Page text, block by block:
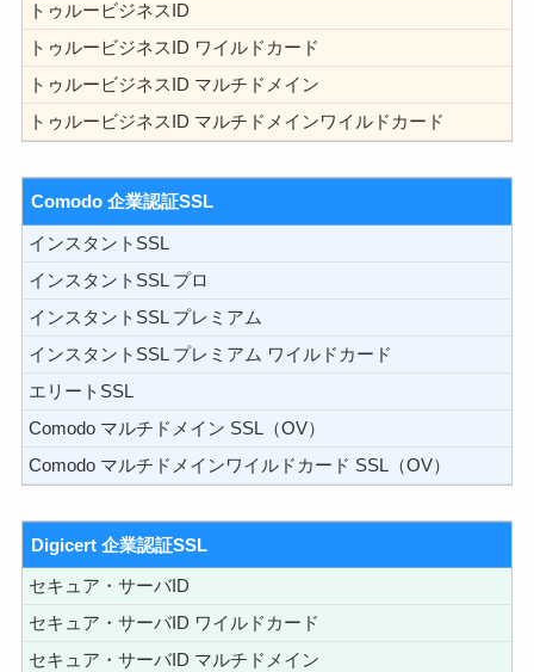
トゥルービジネスID
トゥルービジネスID ワイルドカード
トゥルービジネスID マルチドメイン
トゥルービジネスID マルチドメインワイルドカード
Comodo 企業認証SSL
インスタントSSL
インスタントSSL プロ
インスタントSSL プレミアム
インスタントSSL プレミアム ワイルドカード
エリートSSL
Comodo マルチドメイン SSL（OV）
Comodo マルチドメインワイルドカード SSL（OV）
Digicert 企業認証SSL
セキュア・サーバID
セキュア・サーバID ワイルドカード
セキュア・サーバID マルチドメイン